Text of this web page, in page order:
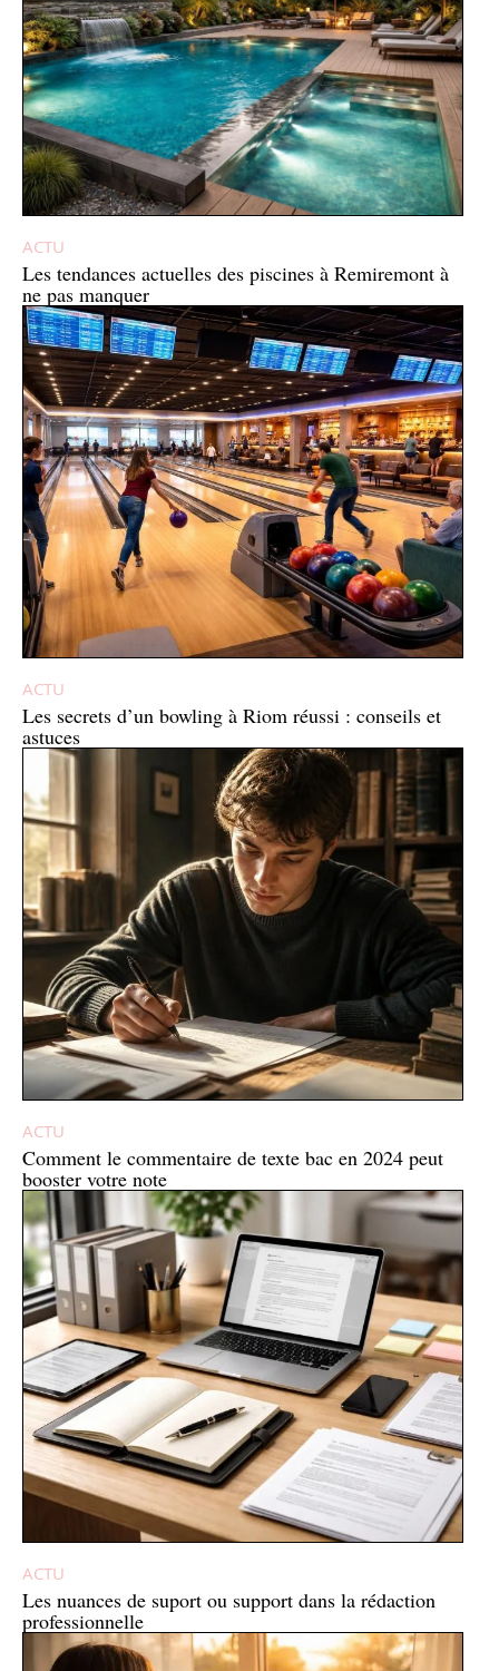
ACTU
Les tendances actuelles des piscines à Remiremont à
ne pas manquer
ACTU
Les secrets d’un bowling à Riom réussi : conseils et
astuces
ACTU
Comment le commentaire de texte bac en 2024 peut
booster votre note
ACTU
Les nuances de suport ou support dans la rédaction
professionnelle